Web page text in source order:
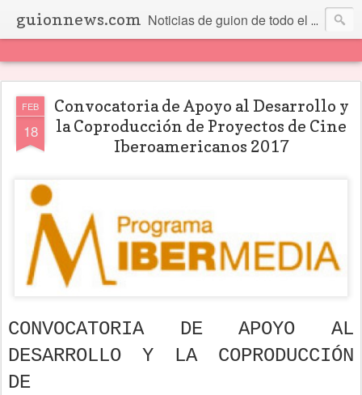
guionnews.com Noticias de guion de todo el mundo... Y más.
FEB
18
Convocatoria de Apoyo al Desarrollo y
la Coproducción de Proyectos de Cine
Iberoamericanos 2017
CONVOCATORIA DE APOYO AL
DESARROLLO Y LA COPRODUCCIÓN
DE